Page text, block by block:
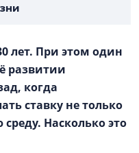
лет. При этом один
развитии
когда
ставку не только
Насколько это